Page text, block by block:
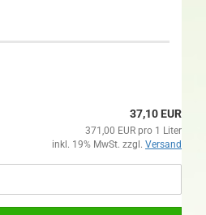
37,10 EUR
371,00 EUR pro 1 Liter
inkl. 19% MwSt. zzgl. Versand